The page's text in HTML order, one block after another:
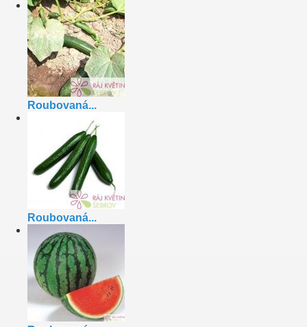
Roubovaná...
Roubovaná...